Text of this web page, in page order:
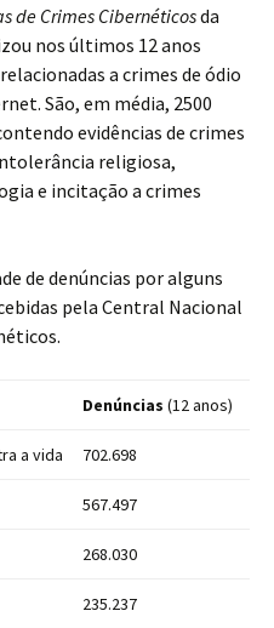
de Crimes Cibernéticosda
nos últimos 12 anos
a crimes de ódio
São, em média, 2500
evidências de crimes
religiosa,
e incitação a crimes
de denúncias por alguns
pela Central Nacional
Denúncias (12 anos)
a vida 702.698
567.497
268.030
235.237